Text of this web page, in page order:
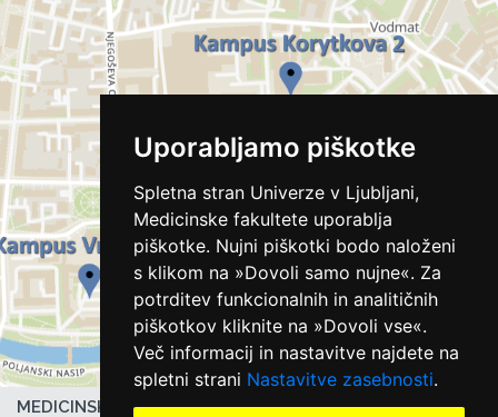
Uporabljamo piškotke
Spletna stran Univerze v Ljubljani,
Medicinske fakultete uporablja
piškotke. Nujni piškotki bodo naloženi
s klikom na »Dovoli samo nujne«. Za
potrditev funkcionalnih in analitičnih
piškotkov kliknite na »Dovoli vse«.
Več informacij in nastavitve najdete na
spletni strani Nastavitve zasebnosti.
MEDICINSKA FAKULTETA UL,